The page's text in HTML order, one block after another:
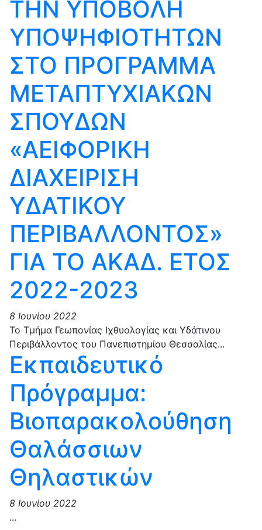
ΤΗΝ ΥΠΟΒΟΛΗ
ΥΠΟΨΗΦΙΟΤΗΤΩΝ
ΣΤΟ ΠΡΟΓΡΑΜΜΑ
ΜΕΤΑΠΤΥΧΙΑΚΩΝ
ΣΠΟΥΔΩΝ
«ΑΕΙΦΟΡΙΚΗ
ΔΙΑΧΕΙΡΙΣΗ
ΥΔΑΤΙΚΟΥ
ΠΕΡΙΒΑΛΛΟΝΤΟΣ»
ΓΙΑ ΤΟ ΑΚΑΔ. ΕΤΟΣ
2022-2023
8 Ιουνίου 2022
Το Τμήμα Γεωπονίας Ιχθυολογίας και Υδάτινου
Περιβάλλοντος του Πανεπιστημίου Θεσσαλίας...
Εκπαιδευτικό
Πρόγραμμα:
Βιοπαρακολούθηση
Θαλάσσιων
Θηλαστικών
8 Ιουνίου 2022
...